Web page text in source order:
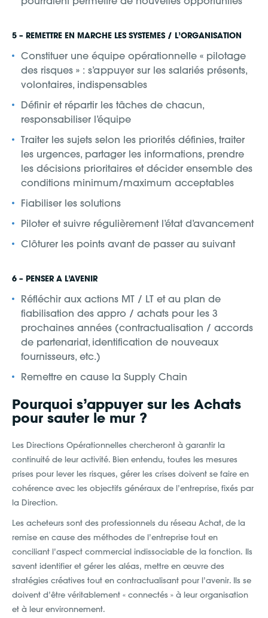
5 – REMETTRE EN MARCHE LES SYSTEMES / L’ORGANISATION
Constituer une équipe opérationnelle « pilotage
des risques » : s’appuyer sur les salariés présents,
volontaires, indispensables
Définir et répartir les tâches de chacun,
responsabiliser l’équipe
Traiter les sujets selon les priorités définies, traiter
les urgences, partager les informations, prendre
les décisions prioritaires et décider ensemble des
conditions minimum/maximum acceptables
Fiabiliser les solutions
Piloter et suivre régulièrement l’état d’avancement
Clôturer les points avant de passer au suivant
6 – PENSER A L’AVENIR
Réfléchir aux actions MT / LT et au plan de
fiabilisation des appro / achats pour les 3
prochaines années (contractualisation / accords
de partenariat, identification de nouveaux
fournisseurs, etc.)
Remettre en cause la Supply Chain
Pourquoi s’appuyer sur les Achats
pour sauter le mur ?
Les Directions Opérationnelles chercheront à garantir la
continuité de leur activité. Bien entendu, toutes les mesures
prises pour lever les risques, gérer les crises doivent se faire en
cohérence avec les objectifs généraux de l’entreprise, fixés par
la Direction.
Les acheteurs sont des professionnels du réseau Achat, de la
remise en cause des méthodes de l’entreprise tout en
conciliant l’aspect commercial indissociable de la fonction. Ils
savent identifier et gérer les aléas, mettre en œuvre des
stratégies créatives tout en contractualisant pour l’avenir. Ils se
doivent d’être véritablement « connectés » à leur organisation
et à leur environnement.